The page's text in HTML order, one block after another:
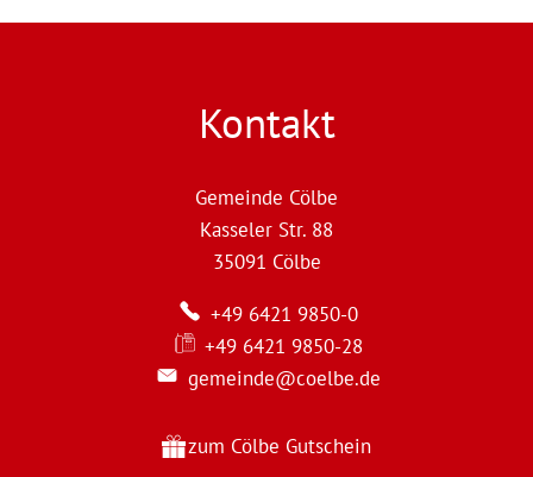
Kontakt
Gemeinde Cölbe
Kasseler Str. 88
35091 Cölbe
+49 6421 9850-0
+49 6421 9850-28
gemeinde@coelbe.de
zum Cölbe Gutschein